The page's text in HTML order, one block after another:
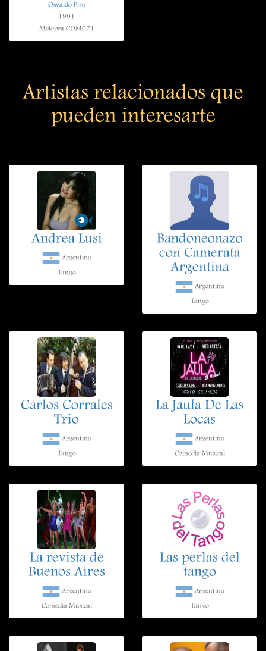
Osvaldo Piro
1991
Melopea CDM071
Artistas relacionados que
pueden interesarte
Andrea Lusi
Argentina
Tango
Bandoneonazo
con Camerata
Argentina
Argentina
Tango
Carlos Corrales
Trio
Argentina
Tango
La Jaula De Las
Locas
Argentina
Comedia Musical
La revista de
Buenos Aires
Argentina
Comedia Musical
Las perlas del
tango
Argentina
Tango